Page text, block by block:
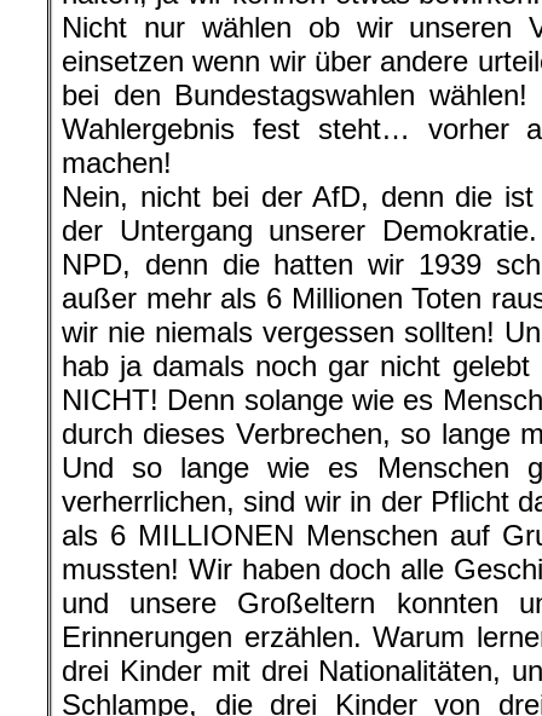
Nicht nur wählen ob wir unseren
einsetzen wenn wir über andere
bei den Bundestagswahlen
Wahlergebnis fest steht… vorher
machen!
Nein, nicht bei der AfD, denn die
der Untergang unserer
NPD, denn die hatten wir 1939
außer mehr als 6 Millionen Toten
wir nie niemals vergessen sollten!
hab ja damals noch gar nicht gelebt
NICHT! Denn solange wie es
durch dieses Verbrechen, so lange
Und so lange wie es Menschen
verherrlichen, sind wir in der Pflicht
als 6 MILLIONEN Menschen auf
mussten! Wir haben doch alle
und unsere Großeltern konnten
Erinnerungen erzählen. Warum
drei Kinder mit drei Nationalitäten,
Schlampe, die drei Kinder von